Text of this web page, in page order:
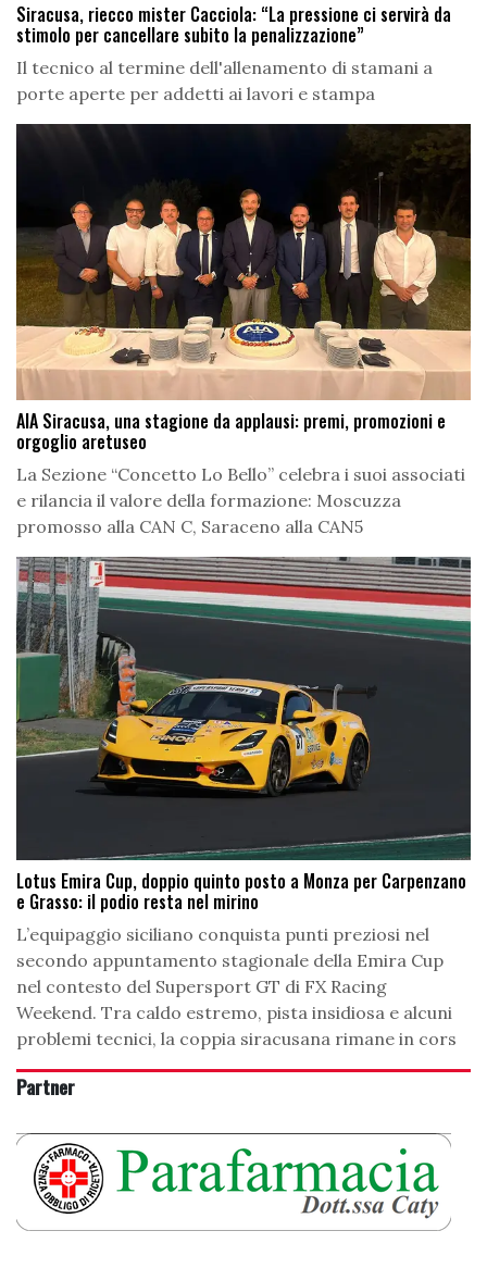
Siracusa, riecco mister Cacciola: “La pressione ci servirà da
stimolo per cancellare subito la penalizzazione”
Il tecnico al termine dell'allenamento di stamani a
porte aperte per addetti ai lavori e stampa
AIA Siracusa, una stagione da applausi: premi, promozioni e
orgoglio aretuseo
La Sezione “Concetto Lo Bello” celebra i suoi associati
e rilancia il valore della formazione: Moscuzza
promosso alla CAN C, Saraceno alla CAN5
Lotus Emira Cup, doppio quinto posto a Monza per Carpenzano
e Grasso: il podio resta nel mirino
L’equipaggio siciliano conquista punti preziosi nel
secondo appuntamento stagionale della Emira Cup
nel contesto del Supersport GT di FX Racing
Weekend. Tra caldo estremo, pista insidiosa e alcuni
problemi tecnici, la coppia siracusana rimane in cors
Partner